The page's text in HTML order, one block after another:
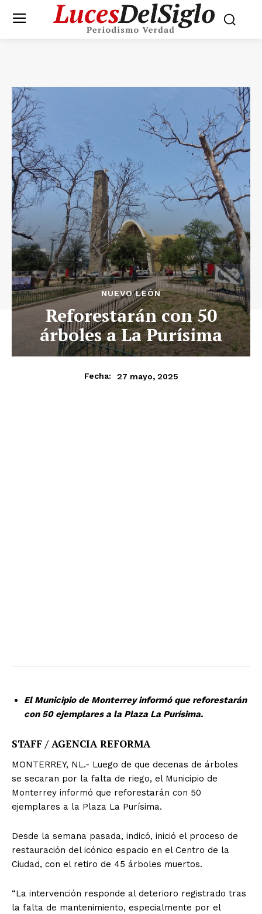
NUEVO LEÓN
Reforestarán con 50
árboles a La Purísima
Fecha: 27 mayo, 2025
El Municipio de Monterrey informó que reforestarán
con 50 ejemplares a la Plaza La Purísima.
STAFF / AGENCIA REFORMA
MONTERREY, NL.- Luego de que decenas de árboles
se secaran por la falta de riego, el Municipio de
Monterrey informó que reforestarán con 50
ejemplares a la Plaza La Purísima.
Desde la semana pasada, indicó, inició el proceso de
restauración del icónico espacio en el Centro de la
Ciudad, con el retiro de 45 árboles muertos.
“La intervención responde al deterioro registrado tras
la falta de mantenimiento, especialmente por el